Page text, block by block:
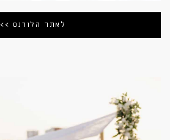
לאתר הלורנס >>